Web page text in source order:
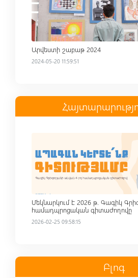
Արվեստի շաբաթ 2024
2024-05-20 11:59:51
Մեկնարկում է 2026 թ. Գագիկ
համադպրոցական գիտաժողովը
2026-02-25 09:58:15
Բլոգ